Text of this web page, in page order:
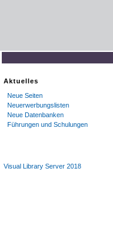
Aktuelles
Neue Seiten
Neuerwerbungslisten
Neue Datenbanken
Führungen und Schulungen
Visual Library Server 2018